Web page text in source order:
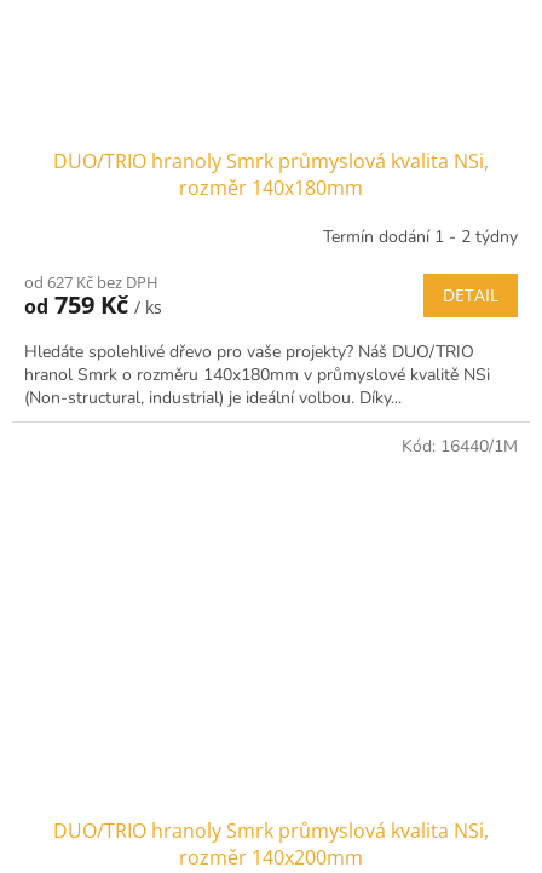
DUO/TRIO hranoly Smrk průmyslová kvalita NSi,
rozměr 140x180mm
Termín dodání 1 - 2 týdny
od 627 Kč bez DPH
od 759 Kč / ks
DETAIL
Hledáte spolehlivé dřevo pro vaše projekty? Náš DUO/TRIO
hranol Smrk o rozměru 140x180mm v průmyslové kvalitě NSi
(Non-structural, industrial) je ideální volbou. Díky...
DUO/TRIO hranoly Smrk průmyslová kvalita NSi,
rozměr 140x200mm
Kód: 16440/1M